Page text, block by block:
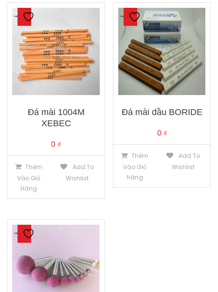
Đá mài 1004M
XEBEC
0 ₫
Thêm
Vào Giỏ
Hàng
Add To
Wishlist
Đá mài dầu BORIDE
0 ₫
Thêm
Vào Giỏ
Hàng
Add To
Wishlist